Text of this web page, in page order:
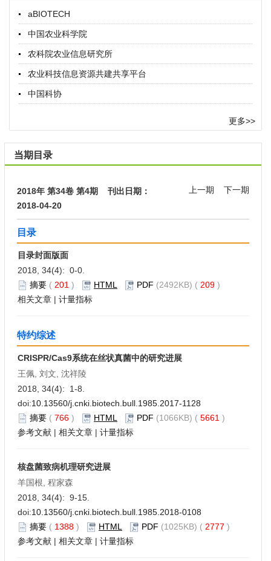
aBIOTECH
中国农业科学院
农科院农业信息研究所
农业科技信息资源共建共享平台
中国科协
更多>>
当期目录
2018年 第34卷 第4期 刊出日期：
2018-04-20
上一期 下一期
目录
目录封面版面
2018, 34(4): 0-0.
摘要 ( 201 ) HTML PDF (2492KB) ( 209 )
相关文章 | 计量指标
特约综述
CRISPR/Cas9系统在丝状真菌中的研究进展
王佩, 刘文, 沈祥陵
2018, 34(4): 1-8.
doi:10.13560/j.cnki.biotech.bull.1985.2017-1128
摘要 ( 766 ) HTML PDF (1066KB) ( 5661 )
参考文献 | 相关文章 | 计量指标
核盘菌致病机理研究进展
羊国根, 程家森
2018, 34(4): 9-15.
doi:10.13560/j.cnki.biotech.bull.1985.2018-0108
摘要 ( 1388 ) HTML PDF (1025KB) ( 2777 )
参考文献 | 相关文章 | 计量指标